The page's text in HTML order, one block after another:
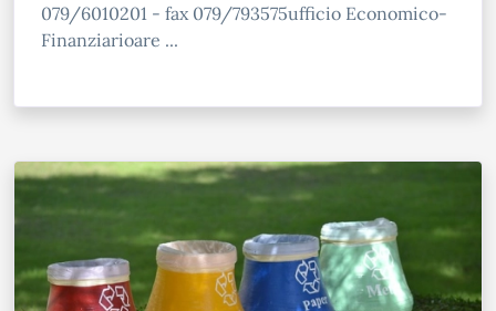
079/6010201 - fax 079/793575ufficio Economico-
Finanziarioare ...